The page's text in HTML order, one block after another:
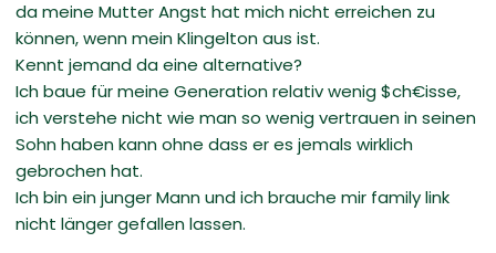
da meine Mutter Angst hat mich nicht erreichen zu
können, wenn mein Klingelton aus ist.
Kennt jemand da eine alternative?
Ich baue für meine Generation relativ wenig $ch€isse,
ich verstehe nicht wie man so wenig vertrauen in seinen
Sohn haben kann ohne dass er es jemals wirklich
gebrochen hat.
Ich bin ein junger Mann und ich brauche mir family link
nicht länger gefallen lassen.